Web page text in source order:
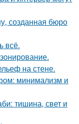
созданная бюро
всё.
на стене.
минимализм и
тишина, свет и